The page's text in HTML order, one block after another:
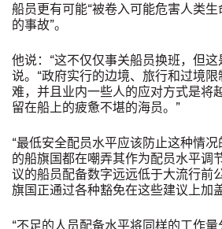
船员更有可能“被卷入可能危害人类
的事故”。
他说： “这不仅仅事关船员换班，但这
说。 “政府实行的边境、旅行和过境
难，并且业内一些人的应对方式是将
留在船上的疲惫不堪的海员。 ”
“最低安全配员水平应该防止这种情
的船旗国都在嘲弄其作为配员水平调
议的船员配备数字远远低于大流行前
旗国正通过各种豁免在这些建议上加
“不足的人员配备水平将同样的工作量